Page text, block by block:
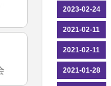
2023-02-24
2021-02-11
2021-02-11
2021-01-28